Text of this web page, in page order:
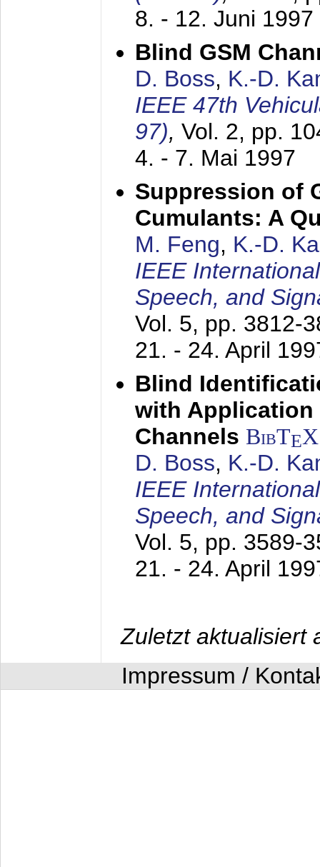
8. - 12. Juni 1997
Blind GSM
D. Boss, K.-D.
IEEE 47th
97), Vol. 2, pp.
4. - 7. Mai 1997
Suppression of
Cumulants: A
M. Feng, K.-D.
IEEE
Speech, and
Vol. 5, pp. 3812-
21. - 24. April
Blind
with Application
Channels BibTEX
D. Boss, K.-D.
IEEE
Speech, and
Vol. 5, pp. 3589-
21. - 24. April
Zuletzt aktualisiert
Impressum /